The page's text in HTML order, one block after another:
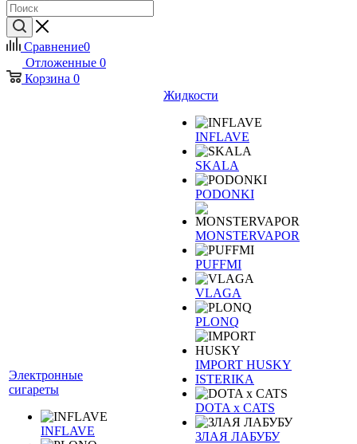
Сравнение0
Отложенные 0
Корзина 0
Электронные
сигареты
INFLAVE
Жидкости
INFLAVE
SKALA
PODONKI
MONSTERVAPOR
PUFFMI
VLAGA
PLONQ
IMPORT HUSKY
ISTERIKA
DOTA x CATS
ЗЛАЯ ЛАБУБУ